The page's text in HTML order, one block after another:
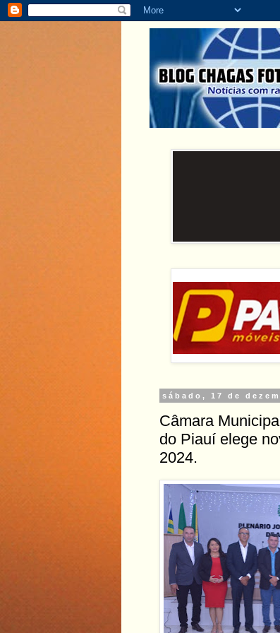
sábado, 17 de
Câmara
do Piauí elege
2024.